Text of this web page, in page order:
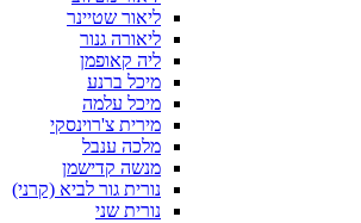
ליאור שטיינר
ליאורה גנור
ליה קאופמן
מיכל ברנע
מיכל עלמה
מירית צ'רוינסקי
מלכה ענבל
מנשה קדישמן
נורית גור לביא (קרני)
נורית שני